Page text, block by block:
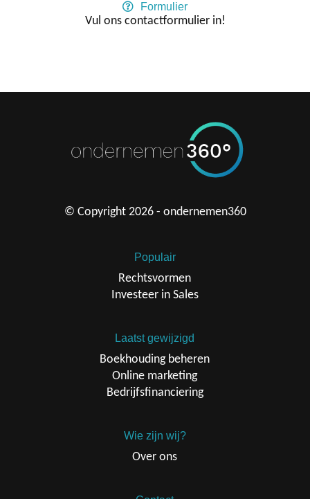
Formulier
Vul ons contactformulier in!
© Copyright 2026 - ondernemen360
Populair
Rechtsvormen
Investeer in Sales
Laatst gewijzigd
Boekhouding beheren
Online marketing
Bedrijfsfinanciering
Wie zijn wij?
Over ons